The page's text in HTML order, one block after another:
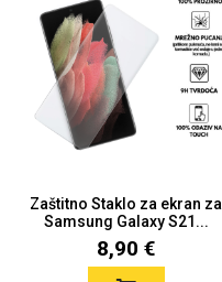
Zaštitno Staklo za ekran za
Samsung Galaxy S21...
8,90 €
Sleng
Univerzalne futrole i
maskice